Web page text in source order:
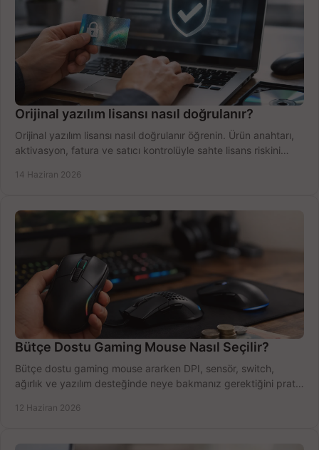
Orijinal yazılım lisansı nasıl doğrulanır?
Orijinal yazılım lisansı nasıl doğrulanır öğrenin. Ürün anahtarı,
aktivasyon, fatura ve satıcı kontrolüyle sahte lisans riskini
14 Haziran 2026
Bütçe Dostu Gaming Mouse Nasıl Seçilir?
Bütçe dostu gaming mouse ararken DPI, sensör, switch,
ağırlık ve yazılım desteğinde neye bakmanız gerektiğini pratik
12 Haziran 2026